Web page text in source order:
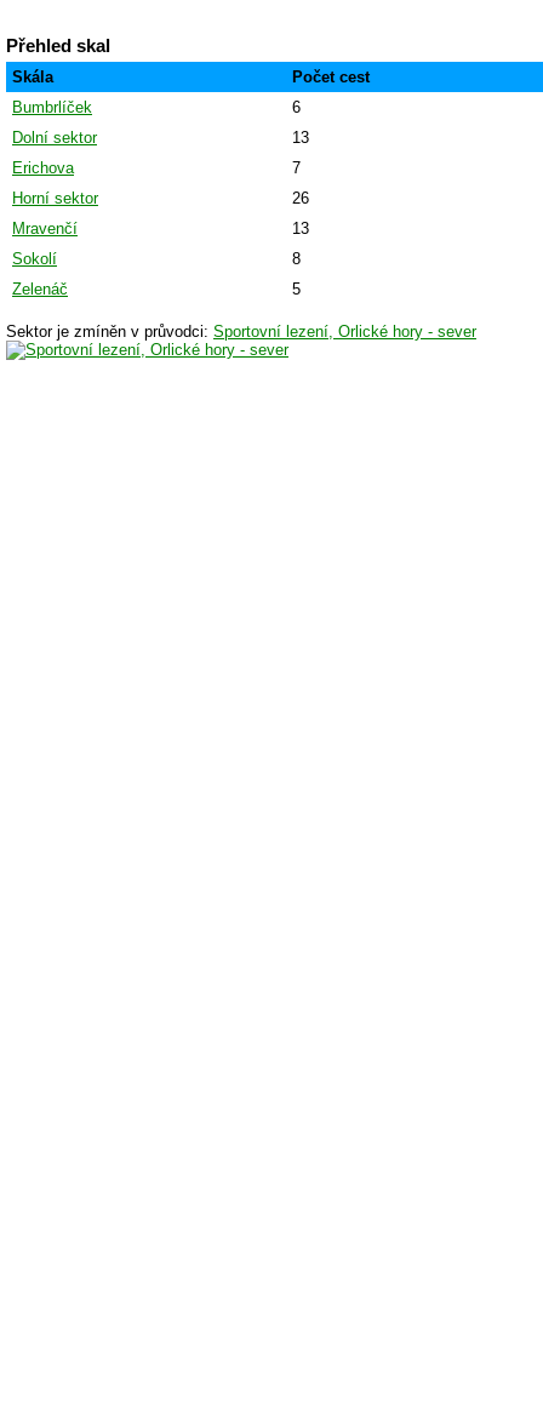
Přehled skal
Skála
Počet cest
Bumbrlíček
6
Dolní sektor
13
Erichova
7
Horní sektor
26
Mravenčí
13
Sokolí
8
Zelenáč
5
Sektor je zmíněn v průvodci: Sportovní lezení, Orlické hory - sever